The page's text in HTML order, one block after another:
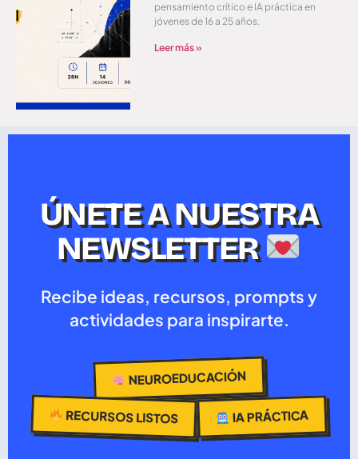
pensamiento crítico e IA práctica en
jóvenes de 16 a 25 años.
Leer más »
ÚNETE A NUESTRA
NEWSLETTER
Recibe ideas, recursos, prompts y
actividades para inspirarte.
NEUROEDUCACIÓN
RECURSOS LISTOS IA PRÁCTICA